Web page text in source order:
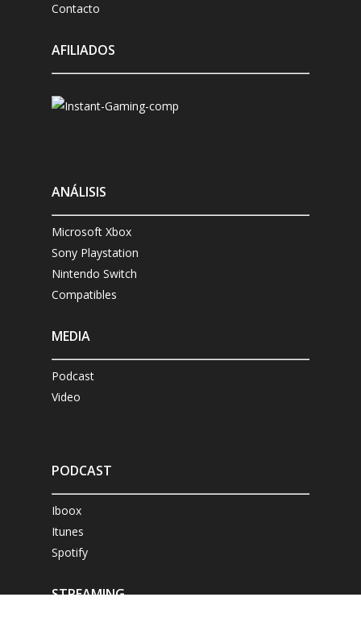
Contacto
AFILIADOS
ANÁLISIS
Microsoft Xbox
Sony Playstation
Nintendo Switch
Compatibles
MEDIA
Podcast
Video
PODCAST
Iboox
Itunes
Spotify
STREAMING